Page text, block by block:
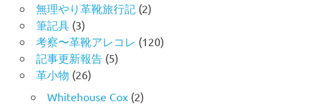
無理やり革靴旅行記 (2)
筆記具(3)
考察〜革靴アレコレ (120)
記事更新報告(5)
革小物 (26)
Whitehouse Cox(2)